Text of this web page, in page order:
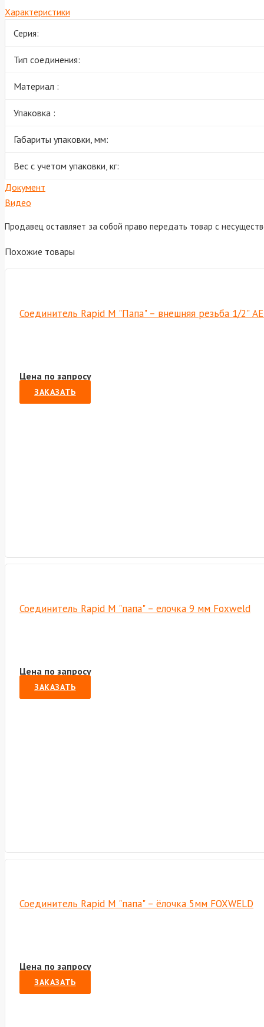
Характеристики
Серия:
Тип соединения:
Материал :
Упаковка :
Габариты упаковки, мм:
Вес с учетом упаковки, кг:
Документ
Видео
Продавец оставляет за собой право передать товар с
Похожие товары
Соединитель Rapid M "Папа" – внешняя резьба 1/2"
Цена по запросу
ЗАКАЗАТЬ
Соединитель Rapid M "папа" – елочка 9 мм Foxweld
Цена по запросу
ЗАКАЗАТЬ
Соединитель Rapid M "папа" – ёлочка 5мм FOXWELD
Цена по запросу
ЗАКАЗАТЬ